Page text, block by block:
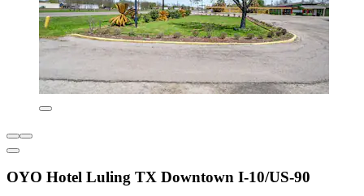
OYO Hotel Luling TX Downtown I-10/US-90